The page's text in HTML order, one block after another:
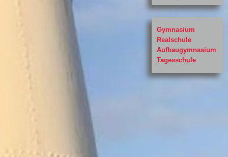
Gymnasium
Realschule
Aufbaugymnasium
Tagesschule